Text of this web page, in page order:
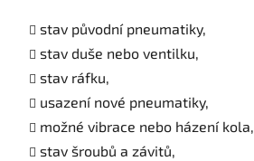
stav původní pneumatiky,
stav duše nebo ventilku,
stav ráfku,
usazení nové pneumatiky,
možné vibrace nebo házení kola,
stav šroubů a závitů,